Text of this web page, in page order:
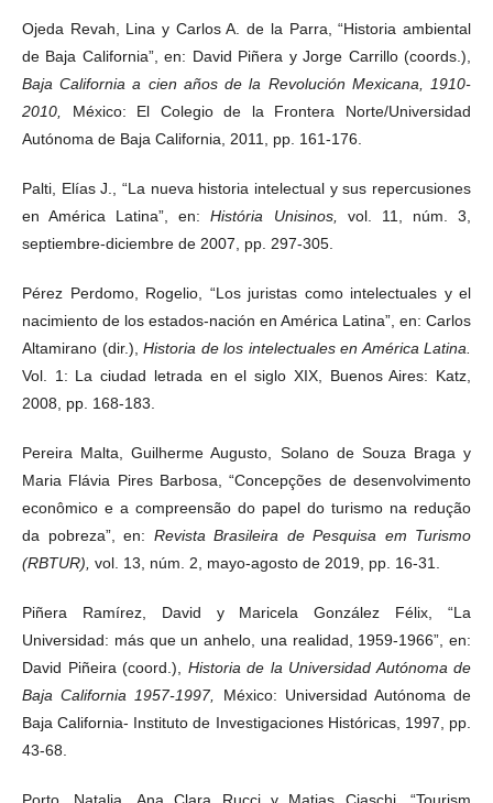
Ojeda Revah, Lina y Carlos A. de la Parra, “Historia ambiental
de Baja California”, en: David Piñera y Jorge Carrillo (coords.),
Baja California a cien años de la Revolución Mexicana, 1910-
2010, México: El Colegio de la Frontera Norte/Universidad
Autónoma de Baja California, 2011, pp. 161-176.
Palti, Elías J., “La nueva historia intelectual y sus repercusiones
en América Latina”, en:História Unisinos, vol. 11, núm. 3,
septiembre-diciembre de 2007, pp. 297-305.
Pérez Perdomo, Rogelio, “Los juristas como intelectuales y el
nacimiento de los estados-nación en América Latina”, en: Carlos
Altamirano (dir.), Historia de los intelectuales en América Latina.
Vol. 1: La ciudad letrada en el siglo XIX, Buenos Aires: Katz,
2008, pp. 168-183.
Pereira Malta, Guilherme Augusto, Solano de Souza Braga y
Maria Flávia Pires Barbosa, “Concepções de desenvolvimento
econômico e a compreensão do papel do turismo na redução
da pobreza”, en: Revista Brasileira de Pesquisa em Turismo
(RBTUR), vol. 13, núm. 2, mayo-agosto de 2019, pp. 16-31.
Piñera Ramírez, David y Maricela González Félix, “La
Universidad: más que un anhelo, una realidad, 1959-1966”, en:
David Piñeira (coord.), Historia de la Universidad Autónoma de
Baja California 1957-1997, México: Universidad Autónoma de
Baja California- Instituto de Investigaciones Históricas, 1997, pp.
43-68.
Porto, Natalia, Ana Clara Rucci y Matias Ciaschi, “Tourism